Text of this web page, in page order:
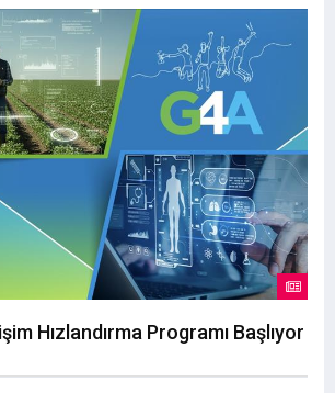
Hızlandırma Programı Başlıyor